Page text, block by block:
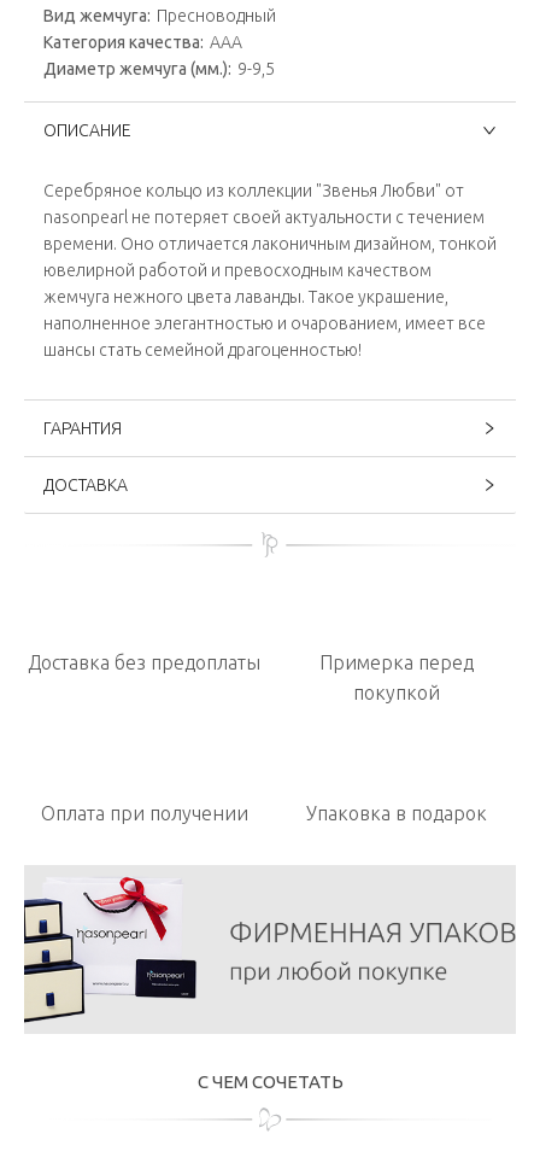
Вид жемчуга: Пресноводный
Категория качества: AAA
Диаметр жемчуга (мм.): 9-9,5
ОПИСАНИЕ
Серебряное кольцо из коллекции "Звенья Любви" от
nasonpearl не потеряет своей актуальности с течением
времени. Оно отличается лаконичным дизайном, тонкой
ювелирной работой и превосходным качеством
жемчуга нежного цвета лаванды. Такое украшение,
наполненное элегантностью и очарованием, имеет все
шансы стать семейной драгоценностью!
ГАРАНТИЯ
ДОСТАВКА
Доставка без предоплаты
Примерка перед
покупкой
Оплата при получении Упаковка в подарок
С ЧЕМ СОЧЕТАТЬ